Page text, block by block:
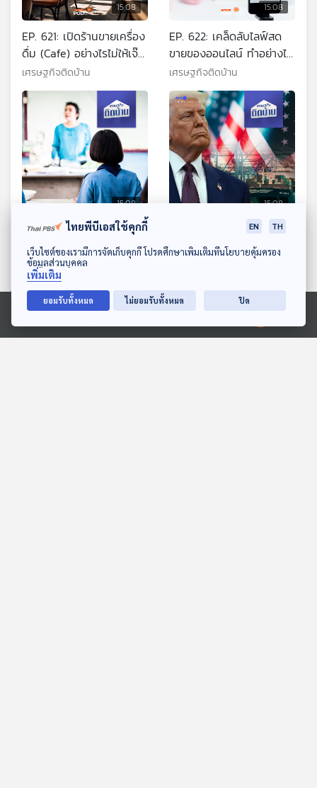
ดาวน์โหลด Thai PBS Podcast Application
Ⓒ 2020 องค์การกระจายเสียงและแพร่ภาพสาธารณะแห่งประเทศไทย
15:08
EP. 621: เปิดร้านขายเครื่อง
ดื่ม (Cafe) อย่างไรไม่ให้เจ๊ง
กลางทาง
เศรษฐกิจติดบ้าน
15:08
EP. 622: เคล็ดลับไลฟ์สด
ขายของออนไลน์ ทำอย่างไร
ให้ยอดขายพุ่ง
เศรษฐกิจติดบ้าน
15:08
EP. 623: ปัญหาการศึกษา
ไทย ทำไมถอยหลังลงคลอง
เศรษฐกิจติดบ้าน
15:08
EP. 624: สงครามภาษี
ทรัมป์ ทางออกของไทยควร
ตอนที่เกี่ยวข้อง
ไทยพีบีเอสใช้คุกกี้ EN TH
เว็บไซต์ของเรามีการจัดเก็บคุกกี้ โปรดศึกษาเพิ่มเติมที่นโยบายคุ้มครอง
ข้อมูลส่วนบุคคล
เพิ่มเติม
ยอมรับทั้งหมด ไม่ยอมรับทั้งหมด ปิด